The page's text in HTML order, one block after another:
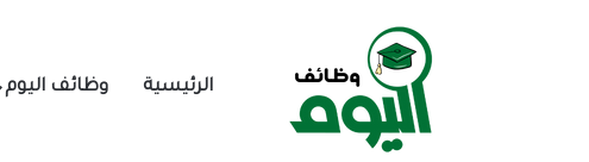
الرئيسية وظائف اليوم